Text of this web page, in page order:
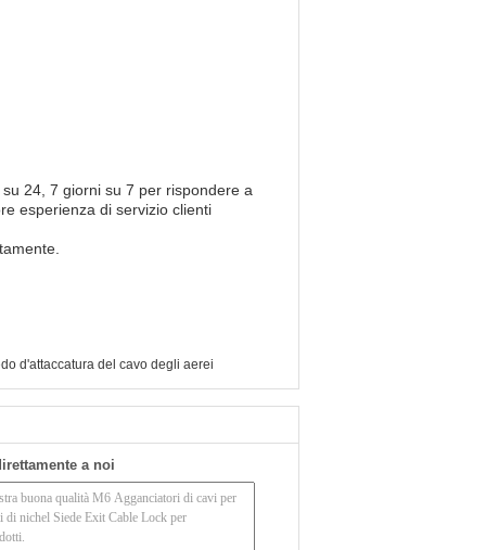
24, 7 giorni su 7 per rispondere a
esperienza di servizio clienti
d'attaccatura del cavo degli aerei
a noi